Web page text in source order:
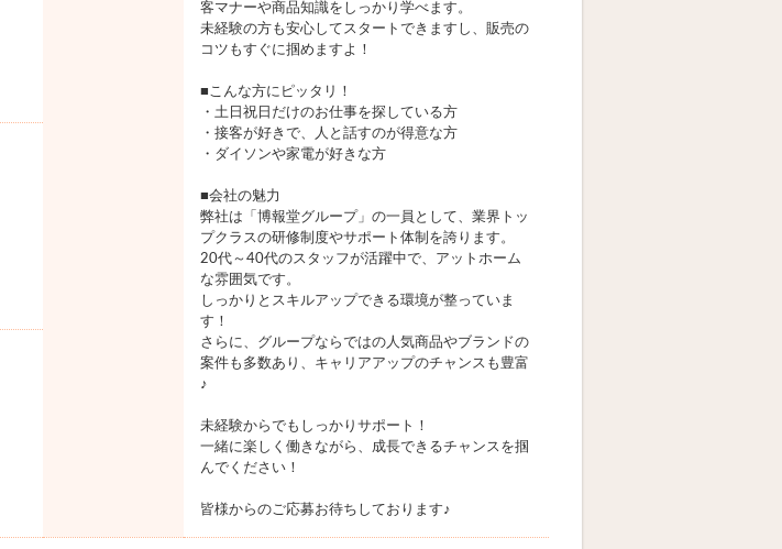
客マナーや商品知識をしっかり学べます。
未経験の方も安心してスタートできますし、販売の
コツもすぐに掴めますよ！
■こんな方にピッタリ！
・土日祝日だけのお仕事を探している方
・接客が好きで、人と話すのが得意な方
・ダイソンや家電が好きな方
■会社の魅力
弊社は「博報堂グループ」の一員として、業界トッ
プクラスの研修制度やサポート体制を誇ります。
20代～40代のスタッフが活躍中で、アットホーム
な雰囲気です。
しっかりとスキルアップできる環境が整っていま
す！
さらに、グループならではの人気商品やブランドの
案件も多数あり、キャリアアップのチャンスも豊富
♪
未経験からでもしっかりサポート！
一緒に楽しく働きながら、成長できるチャンスを掴
んでください！
皆様からのご応募お待ちしております♪